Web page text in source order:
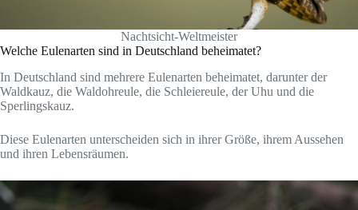
Nachtsicht-Weltmeister
Welche Eulenarten sind in Deutschland beheimatet?
In Deutschland sind mehrere Eulenarten beheimatet, darunter der
Waldkauz, die Waldohreule, die Schleiereule, der Uhu und die
Sperlingskauz.
Diese Eulenarten unterscheiden sich in ihrer Größe, ihrem Aussehen
und ihren Lebensräumen.